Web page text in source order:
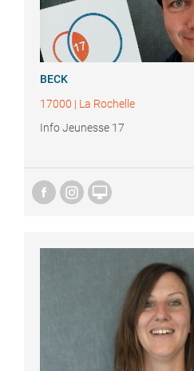
BECK
17000 | La Rochelle
Info Jeunesse 17
